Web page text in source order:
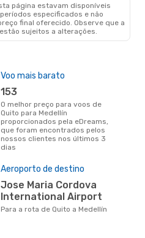
página estavam disponíveis
especificados e não
final oferecido. Observe que a
sujeitos a alterações.
Voo mais barato
153
O melhor preço para voos de
Quito para Medellín
proporcionados pela eDreams,
que foram encontrados pelos
nossos clientes nos últimos 3
dias
Aeroporto de destino
Jose Maria Cordova
International Airport
Para a rota de Quito a Medellín